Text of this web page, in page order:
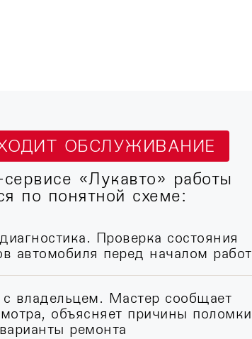
ОБСЛУЖИВАНИЕ
«Лукавто» работы
по понятной схеме:
Проверка состояния
автомобиля перед началом работ
с владельцем. Мастер сообщает
объясняет причины поломки
ремонта